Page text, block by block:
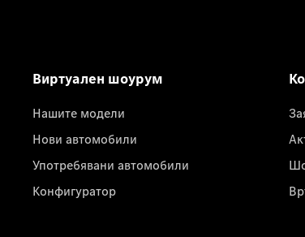
Виртуален шоурум
Нашите модели
Нови автомобили
Употребявани автомобили
Конфигуратор